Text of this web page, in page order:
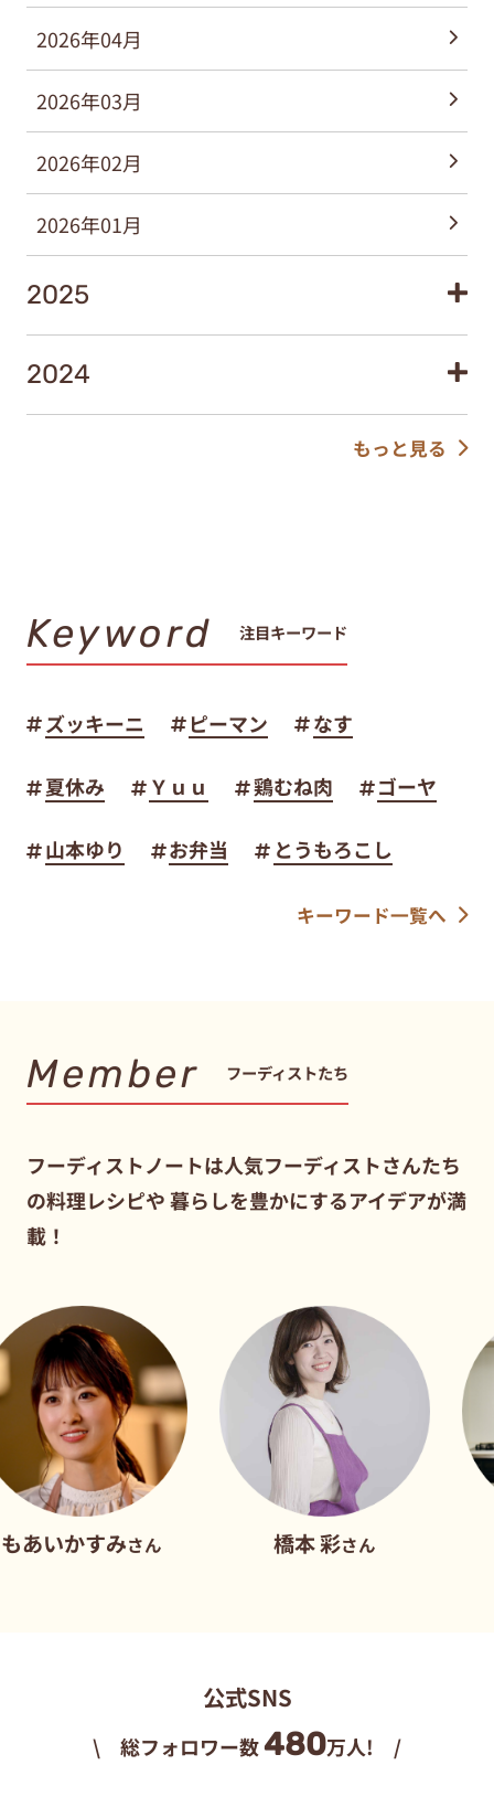
2026年04月
2026年03月
2026年02月
2026年01月
2025
2024
もっと見る
Keyword 注目キーワード
ズッキーニ ピーマン なす
夏休み Ｙｕｕ 鶏むね肉 ゴーヤ
山本ゆり お弁当 とうもろこし
キーワード一覧へ
Member フーディストたち
フーディストノートは人気フーディストさんたち
の料理レシピや暮らしを豊かにするアイデアが満
載！
すみさん さん
公式SNS
\ 総フォロワー数480万人! /